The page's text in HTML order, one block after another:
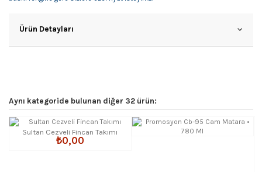
Ürün Detayları
Aynı kategoride bulunan diğer 32 ürün:
Sultan Cezveli Fincan Takımı
₺0,00